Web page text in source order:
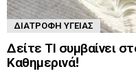
ΔΙΑΤΡΟΦΉ ΥΓΕΊΑΣ
Δείτε ΤΙ συμβαίνει
Καθημερινά!